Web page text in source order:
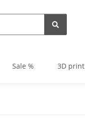
Sale % 3D print